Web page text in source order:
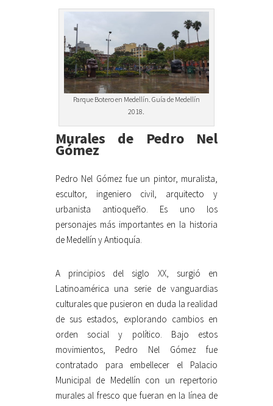
Parque Botero en Medellín. Guía de Medellín
2018.
Murales de Pedro Nel
Gómez
Pedro Nel Gómez fue un pintor, muralista,
escultor, ingeniero civil, arquitecto y
urbanista antioqueño. Es uno los
personajes más importantes en la historia
de Medellín y Antioquía.
A principios del siglo XX, surgió en
Latinoamérica una serie de vanguardias
culturales que pusieron en duda la realidad
de sus estados, explorando cambios en
orden social y político. Bajo estos
movimientos, Pedro Nel Gómez fue
contratado para embellecer el Palacio
Municipal de Medellín con un repertorio
murales al fresco que fueran en la línea de